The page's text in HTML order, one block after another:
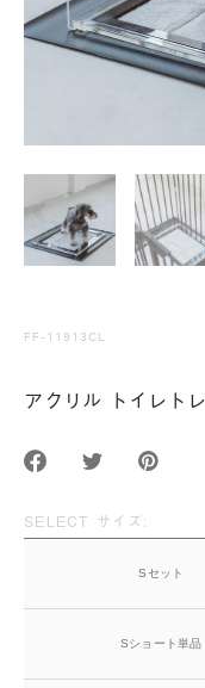
FF-11913CL
アクリル トイレト
SELECT サイズ:
Sセット
Sショート単品